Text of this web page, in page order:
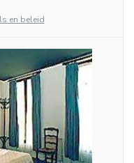
en beleid